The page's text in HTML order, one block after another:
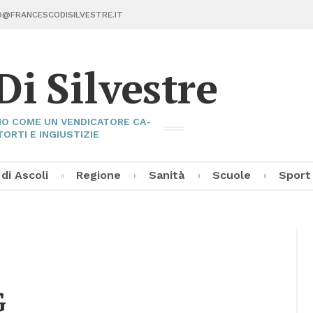
Sil­ve­stre
COME UN VEN­DI­CA­TO­RE CA­
E IN­GIU­STI­ZIE
Asco­li Re­gio­ne Sa­ni­tà Scuo­le Sport